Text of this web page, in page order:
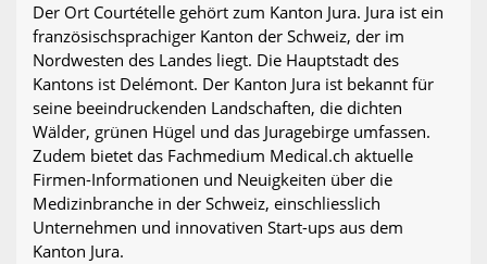
Der Ort Courtételle gehört zum Kanton Jura. Jura ist ein
französischsprachiger Kanton der Schweiz, der im
Nordwesten des Landes liegt. Die Hauptstadt des
Kantons ist Delémont. Der Kanton Jura ist bekannt für
seine beeindruckenden Landschaften, die dichten
Wälder, grünen Hügel und das Juragebirge umfassen.
Zudem bietet das Fachmedium Medical.ch aktuelle
Firmen-Informationen und Neuigkeiten über die
Medizinbranche in der Schweiz, einschliesslich
Unternehmen und innovativen Start-ups aus dem
Kanton Jura.